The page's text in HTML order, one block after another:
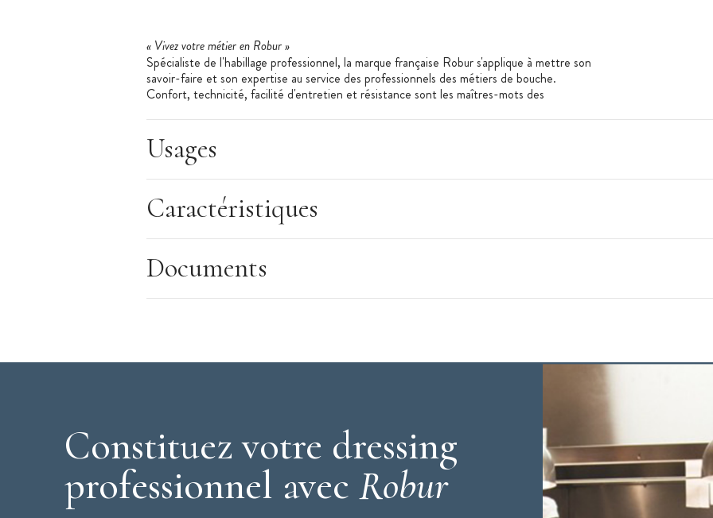
« Vivez votre métier en Robur »
Spécialiste de l'habillage professionnel, la marque française Robur s'applique à mettre son
savoir-faire et son expertise au service des professionnels des métiers de bouche.
Confort, technicité, facilité d'entretien et résistance sont les maîtres-mots des
matières premières utilisées par Robur bénéficient du label Oekotex Standard 100.
Cool Plus
Tissu nid d'abeille
Maille respirante
Caractéristiques de la Veste de Cuisine:
Manches courtes
Technologie Cool Plus : Maille respirante sur les côtés
Veste en nid d'abeille ajustée
Usages
Caractéristiques
Documents
Constituez votre dressing
professionnel avec Robur